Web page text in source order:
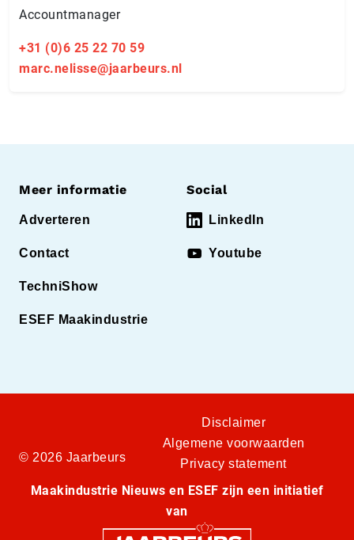
Accountmanager
+31 (0)6 25 22 70 59
marc.nelisse@jaarbeurs.nl
Meer informatie
Adverteren
Contact
TechniShow
ESEF Maakindustrie
Social
LinkedIn
Youtube
© 2026 Jaarbeurs
Disclaimer
Algemene voorwaarden
Privacy statement
Maakindustrie Nieuws en ESEF zijn een initiatief
van